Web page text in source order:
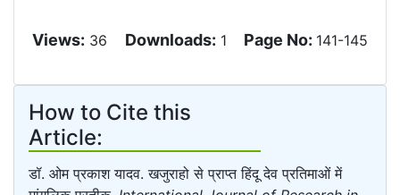
Views: 36 Downloads: 1 Page No: 141-145
How to Cite this
Article:
डॉ. ओम प्रकाश यादव. खजुराहो से प्राप्त हिंदू देव प्रतिमाओं में